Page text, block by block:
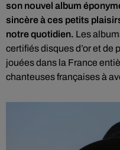
son nouvel album
sincère à ces petits
notre quotidien. Les
certifiés disques d’or et de
jouées dans la France
chanteuses françaises à